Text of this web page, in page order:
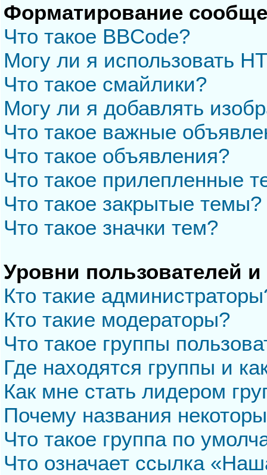
Форматирование
Что такое BBCode?
Могу ли я использовать
Что такое смайлики?
Могу ли я добавлять
Что такое важные
Что такое объявления?
Что такое прилепленные
Что такое закрытые темы?
Что такое значки тем?
Уровни пользователей
Кто такие
Кто такие модераторы?
Что такое группы
Где находятся группы и
Как мне стать лидером
Почему названия
Что такое группа по
Что означает ссылка